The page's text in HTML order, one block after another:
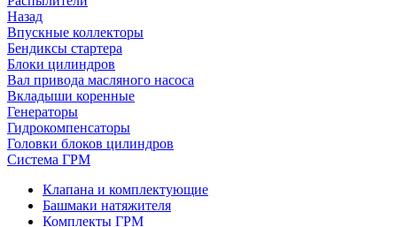
Назад
Впускные коллекторы
Бендиксы стартера
Блоки цилиндров
Вал привода масляного насоса
Вкладыши коренные
Генераторы
Гидрокомпенсаторы
Головки блоков цилиндров
Система ГРМ
Клапана и комплектующие
Башмаки натяжителя
Комплекты ГРМ